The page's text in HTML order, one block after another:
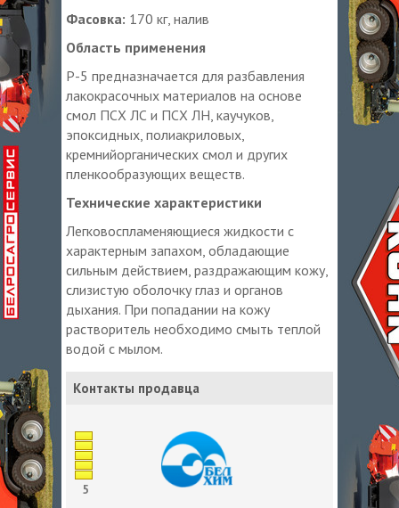
Фасовка: 170 кг, налив
Область применения
Р-5 предназначается для разбавления
лакокрасочных материалов на основе
смол ПСХ ЛС и ПСХ ЛН, каучуков,
эпоксидных, полиакриловых,
кремнийорганических смол и других
пленкообразующих веществ.
Технические характеристики
Легковоспламеняющиеся жидкости с
характерным запахом, обладающие
сильным действием, раздражающим кожу,
слизистую оболочку глаз и органов
дыхания. При попадании на кожу
растворитель необходимо смыть теплой
водой с мылом.
Контакты продавца
5